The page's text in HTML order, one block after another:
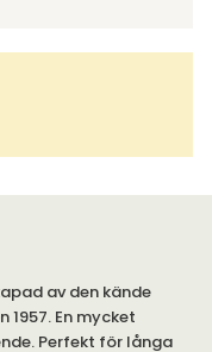
av den kände
1957. En mycket
Perfekt för långa